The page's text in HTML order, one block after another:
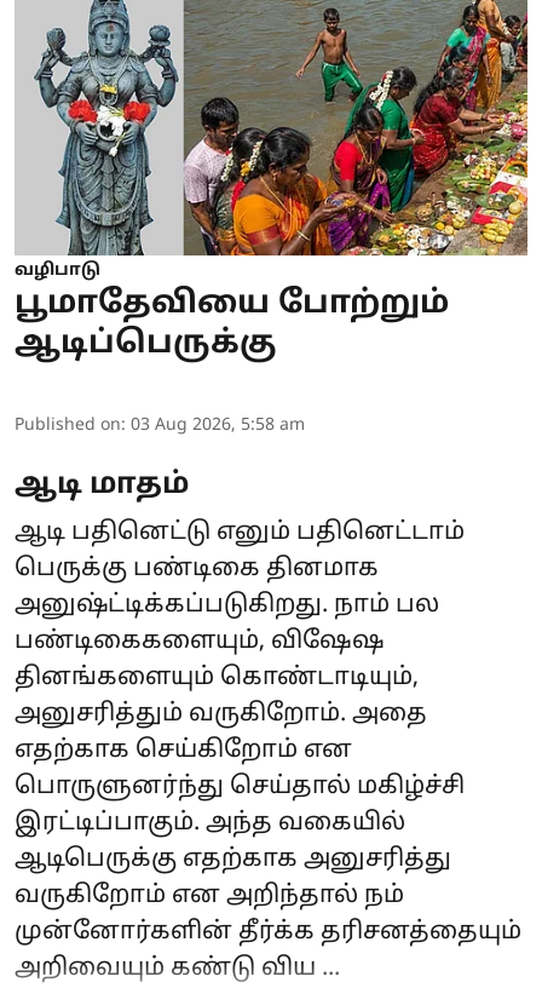
வழிபாடு
பூமாதேவியை போற்றும்
ஆடிப்பெருக்கு
Published on: 03 Aug 2026, 5:58 am
ஆடி மாதம்
ஆடி பதினெட்டு எனும் பதினெட்டாம்
பெருக்கு பண்டிகை தினமாக
அனுஷ்ட்டிக்கப்படுகிறது. நாம் பல
பண்டிகைகளையும், விஷேஷ
தினங்களையும் கொண்டாடியும்,
அனுசரித்தும் வருகிறோம். அதை
எதற்காக செய்கிறோம் என
பொருளுனர்ந்து செய்தால் மகிழ்ச்சி
இரட்டிப்பாகும். அந்த வகையில்
ஆடிபெருக்கு எதற்காக அனுசரித்து
வருகிறோம் என அறிந்தால் நம்
முன்னோர்களின் தீர்க்க தரிசனத்தையும்
அறிவையும் கண்டு விய ...